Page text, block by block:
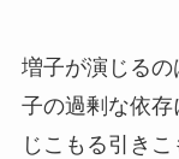
増子が演じる
子の過剰な依
じこもる引き